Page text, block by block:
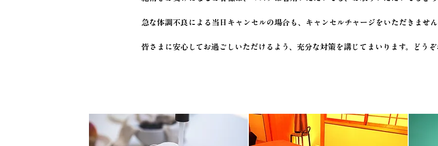
急な体調不良による当日キャンセルの場合も、キャンセルチャージをいただきませ
皆さまに安心してお過ごしいただけるよう、充分な対策を講じてまいります。どう